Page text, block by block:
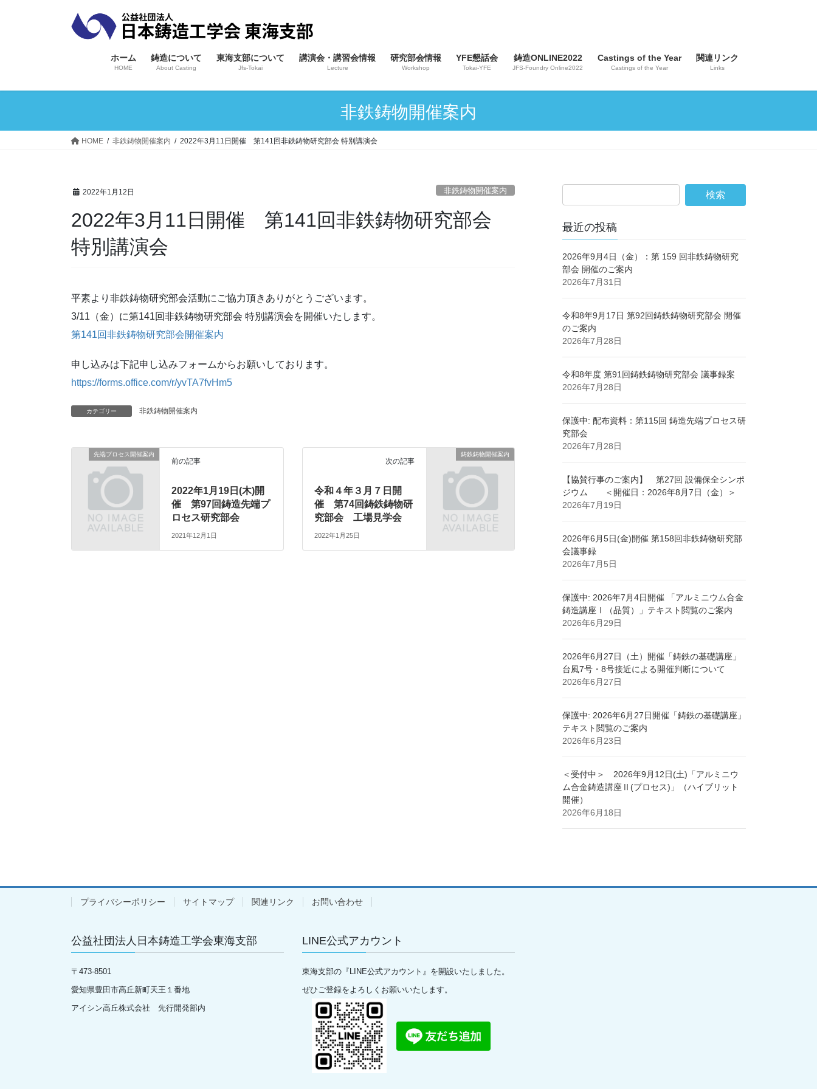
ス
ン
ホーム
HOME
鋳造について
About Casting
東海支部について
Jfs-Tokai
講演会・講習会情報
Lecture
研究部会情報
Workshop
YFE懇話会
Tokai-YFE
鋳造ONLINE2022
JFS-Foundry Online2022
Castings of the Year
Castings of the Year
関連リンク
Links
非鉄鋳物開催案内
HOME 非鉄鋳物開催案内 2022年3月11日開催 第141回非鉄鋳物研究部会 特別講演会
2022年1月12日 非鉄鋳物開催案内
2022年3月11日開催 第141回非鉄鋳物研究部会
特別講演会
平素より非鉄鋳物研究部会活動にご協力頂きありがとうございます。
3/11（金）に第141回非鉄鋳物研究部会 特別講演会を開催いたします。
第141回非鉄鋳物研究部会開催案内
申し込みは下記申し込みフォームからお願いしております。
https://forms.office.com/r/yvTA7fvHm5
カテゴリー 非鉄鋳物開催案内
先端プロセス開催案内
前の記事
2022年1月19日(木)開
催 第97回鋳造先端プ
ロセス研究部会
2021年12月1日
鋳鉄鋳物開催案内
次の記事
令和４年３月７日開
催 第74回鋳鉄鋳物研
究部会 工場見学会
2022年1月25日
最近の投稿
2026年9月4日（金）：第 159 回非鉄鋳物研究
部会 開催のご案内
2026年7月31日
令和8年9月17日 第92回鋳鉄鋳物研究部会 開催
のご案内
2026年7月28日
令和8年度 第91回鋳鉄鋳物研究部会 議事録案
2026年7月28日
保護中: 配布資料：第115回 鋳造先端プロセス研
究部会
2026年7月28日
【協賛行事のご案内】 第27回 設備保全シンポ
ジウム ＜開催日：2026年8月7日（金）＞
2026年7月19日
2026年6月5日(金)開催 第158回非鉄鋳物研究部
会議事録
2026年7月5日
保護中: 2026年7月4日開催 「アルミニウム合金
鋳造講座Ⅰ（品質）」テキスト閲覧のご案内
2026年6月29日
2026年6月27日（土）開催「鋳鉄の基礎講座」
台風7号・8号接近による開催判断について
2026年6月27日
保護中: 2026年6月27日開催「鋳鉄の基礎講座」
テキスト閲覧のご案内
2026年6月23日
＜受付中＞ 2026年9月12日(土)「アルミニウ
ム合金鋳造講座Ⅱ(プロセス)」（ハイブリット
開催）
2026年6月18日
プライバシーポリシー サイトマップ 関連リンク お問い合わせ
公益社団法人日本鋳造工学会東海支部
〒 473-8501
愛知県豊田市高丘新町天王１番地
アイシン高丘株式会社 先行開発部内
LINE公式アカウント
東海支部の『LINE公式アカウント』を開設いたしました。
ぜひご登録をよろしくお願いいたします。